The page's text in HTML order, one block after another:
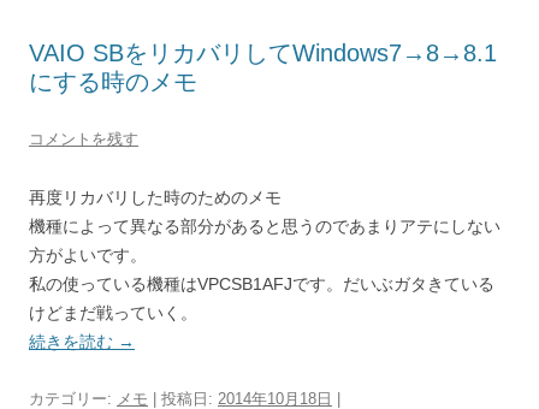
VAIO SBをリカバリしてWindows7→8→8.1
にする時のメモ
コメントを残す
再度リカバリした時のためのメモ
機種によって異なる部分があると思うのであまりアテにしない
方がよいです。
私の使っている機種はVPCSB1AFJです。だいぶガタきている
けどまだ戦っていく。
続きを読む →
カテゴリー: メモ | 投稿日: 2014年10月18日